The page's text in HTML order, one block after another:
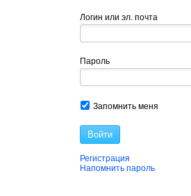
Логин или эл. почта
Пароль
Запомнить меня
Войти
Регистрация
Напомнить пароль